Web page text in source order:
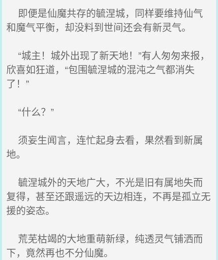
即便是仙魔共存的毓涅城，同样要维持仙气
和魔气平衡，却没料到世间还会有新灵气。
“城主！城外出现了新天地！”有人匆匆来报，
欣喜如狂道，“包围毓涅城的混沌之气都消失
了！”
“什么？”
须妄生闻言，连忙起身去看，果然看到新属
地。
毓涅城外的天地广大，不光是旧有属地失而
复得，甚至还跟遥远的天边相连，不再是孤立无
援的姿态。
荒芜枯竭的大地重萌新绿，纯透灵气铺洒而
下，竟然再也不分仙魔。